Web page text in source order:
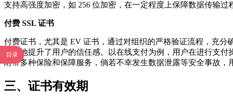
目录
支持高强度加密，如 256 位加密，在一定程度上保障数据传输过
付费 SSL 证书
付费证书，尤其是 EV 证书，通过对组织的严格验证流程，充
极大地提升了用户的信任感。以在线支付为例，用户在进行支
附带多种保险和保障服务，倘若不幸发生数据泄露等安全事故
三、证书有效期